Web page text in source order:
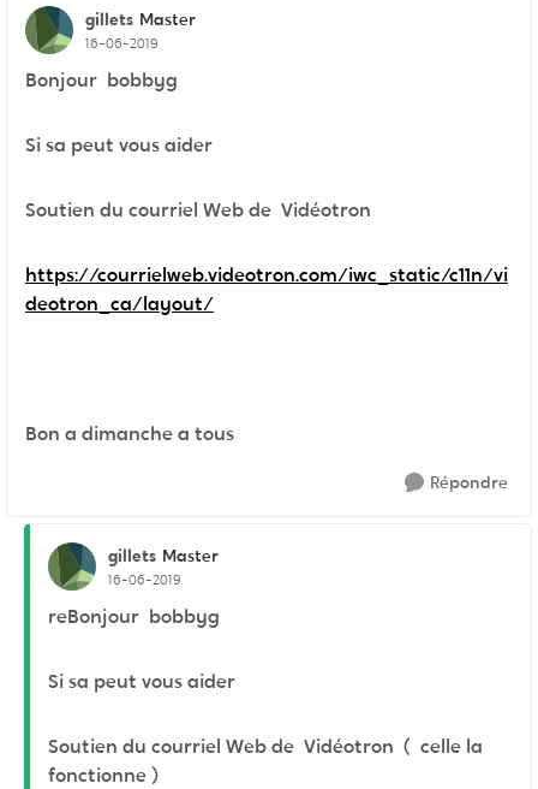
gillets Master
16-06-2019
Bonjour bobbyg
Si sa peut vous aider
Soutien du courriel Web de Vidéotron
https://courrielweb.videotron.com/iwc_static/c11n/vi
deotron_ca/layout/
Bon a dimanche a tous
Répondre
gillets Master
16-06-2019
reBonjour bobbyg
Si sa peut vous aider
Soutien du courriel Web de Vidéotron ( celle la
fonctionne )